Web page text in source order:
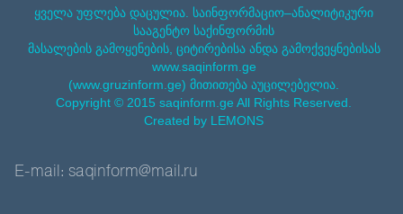
ყველა უფლება დაცულია. საინფორმაციო–ანალიტიკური
სააგენტო საქინფორმის
მასალების გამოყენების, ციტირებისა ანდა გამოქვეყნებისას
www.saqinform.ge
(www.gruzinform.ge) მითითება აუცილებელია.
Copyright © 2015 saqinform.ge All Rights Reserved.
Created by LEMONS
E-mail: saqinform@mail.ru